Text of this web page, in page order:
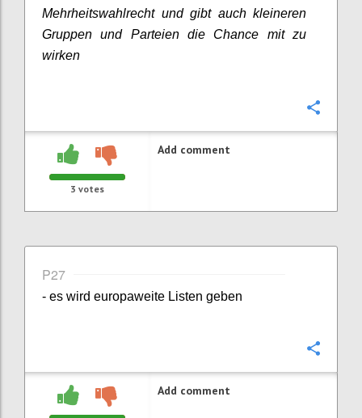
Mehrheitswahlrecht und gibt auch kleineren
Gruppen und Parteien die Chance mit zu
wirken
3 votes
Add comment
P27
- es wird europaweite Listen geben
Add comment